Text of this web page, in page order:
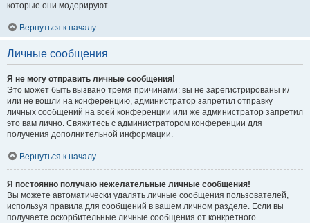
которые они модерируют.
Вернуться к началу
Личные сообщения
Я не могу отправить личные сообщения!
Это может быть вызвано тремя причинами: вы не зарегистрированы и/
или не вошли на конференцию, администратор запретил отправку
личных сообщений на всей конференции или же администратор запретил
это вам лично. Свяжитесь с администратором конференции для
получения дополнительной информации.
Вернуться к началу
Я постоянно получаю нежелательные личные сообщения!
Вы можете автоматически удалять личные сообщения пользователей,
используя правила для сообщений в вашем личном разделе. Если вы
получаете оскорбительные личные сообщения от конкретного